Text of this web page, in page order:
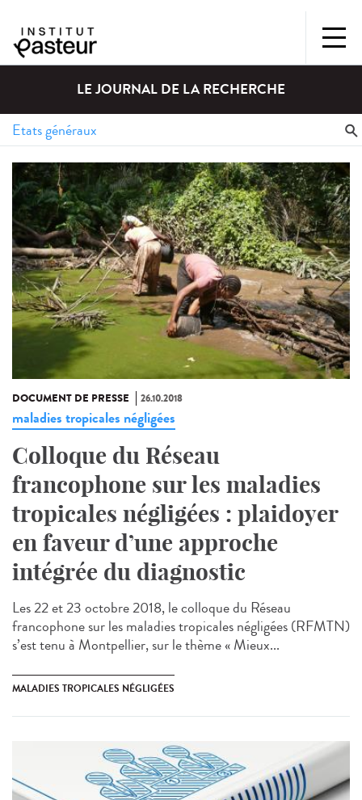
LE JOURNAL DE LA RECHERCHE
DOCUMENT DE PRESSE 26.10.2018
maladies tropicales négligées
Colloque du Réseau
francophone sur les maladies
tropicales négligées : plaidoyer
en faveur d’une approche
intégrée du diagnostic
Les 22 et 23 octobre 2018, le colloque du Réseau
francophone sur les maladies tropicales négligées (RFMTN)
s’est tenu à Montpellier, sur le thème « Mieux...
MALADIES TROPICALES NÉGLIGÉES